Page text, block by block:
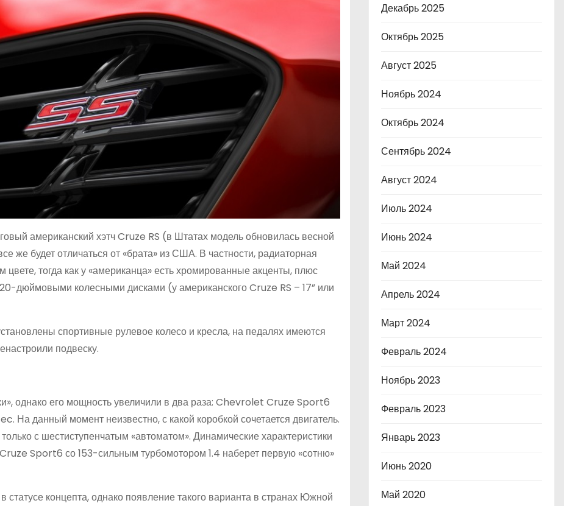
американский хэтч Cruze RS (в Штатах модель обновилась весной
же будет отличаться от «брата» из США. В частности, радиаторная
тогда как у «американца» есть хромированные акценты, плюс
дюймовыми колесными дисками (у американского Cruze RS – 17” или
спортивные рулевое колесо и кресла, на педалях имеются
подвеску.
однако его мощность увеличили в два раза: Chevrolet Cruze Sport6
На данный момент неизвестно, с какой коробкой сочетается двигатель.
с шестиступенчатым «автоматом». Динамические характеристики
Sport6 со 153-сильным турбомотором 1.4 наберет первую «сотню»
концепта, однако появление такого варианта в странах Южной
Декабрь 2025
Октябрь 2025
Август 2025
Ноябрь 2024
Октябрь 2024
Сентябрь 2024
Август 2024
Июль 2024
Июнь 2024
Май 2024
Апрель 2024
Март 2024
Февраль 2024
Ноябрь 2023
Февраль 2023
Январь 2023
Июнь 2020
Май 2020